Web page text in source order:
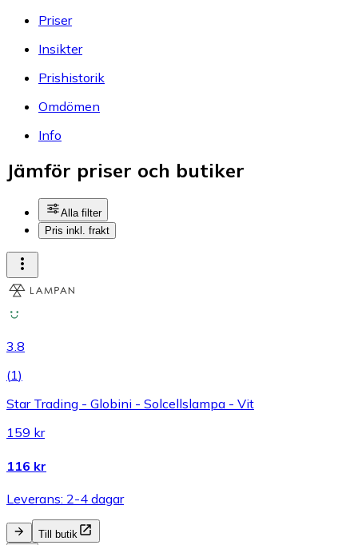
Priser
Insikter
Prishistorik
Omdömen
Info
Jämför priser och butiker
Alla filter
Pris inkl. frakt
3.8
(1)
Star Trading - Globini - Solcellslampa - Vit
159 kr
116 kr
Leverans: 2-4 dagar
Till butik